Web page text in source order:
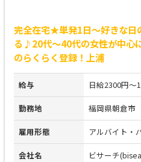
完全在宅★単発1日～好きな日
る♪20代～40代の女性が中心
のらくらく登録！上浦
給与 日給2300円～
勤務地 福岡県朝倉市
雇用形態 アルバイト・
会社名 ビサーチ